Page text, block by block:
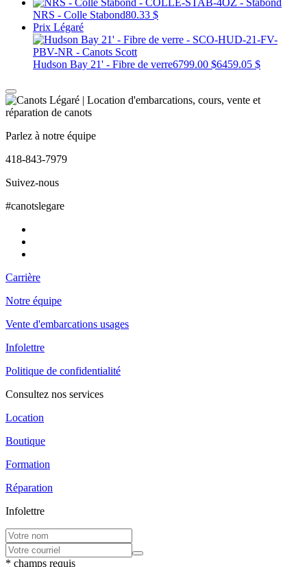
NRS - Colle Stabond80.33 $
Prix Légaré
Hudson Bay 21' - Fibre de verre6799.00 $6459.05 $
Parlez à notre équipe
418-843-7979
Suivez-nous
#canotslegare
Carrière
Notre équipe
Vente d'embarcations usages
Infolettre
Politique de confidentialité
Consultez nos services
Location
Boutique
Formation
Réparation
Infolettre
* champs requis